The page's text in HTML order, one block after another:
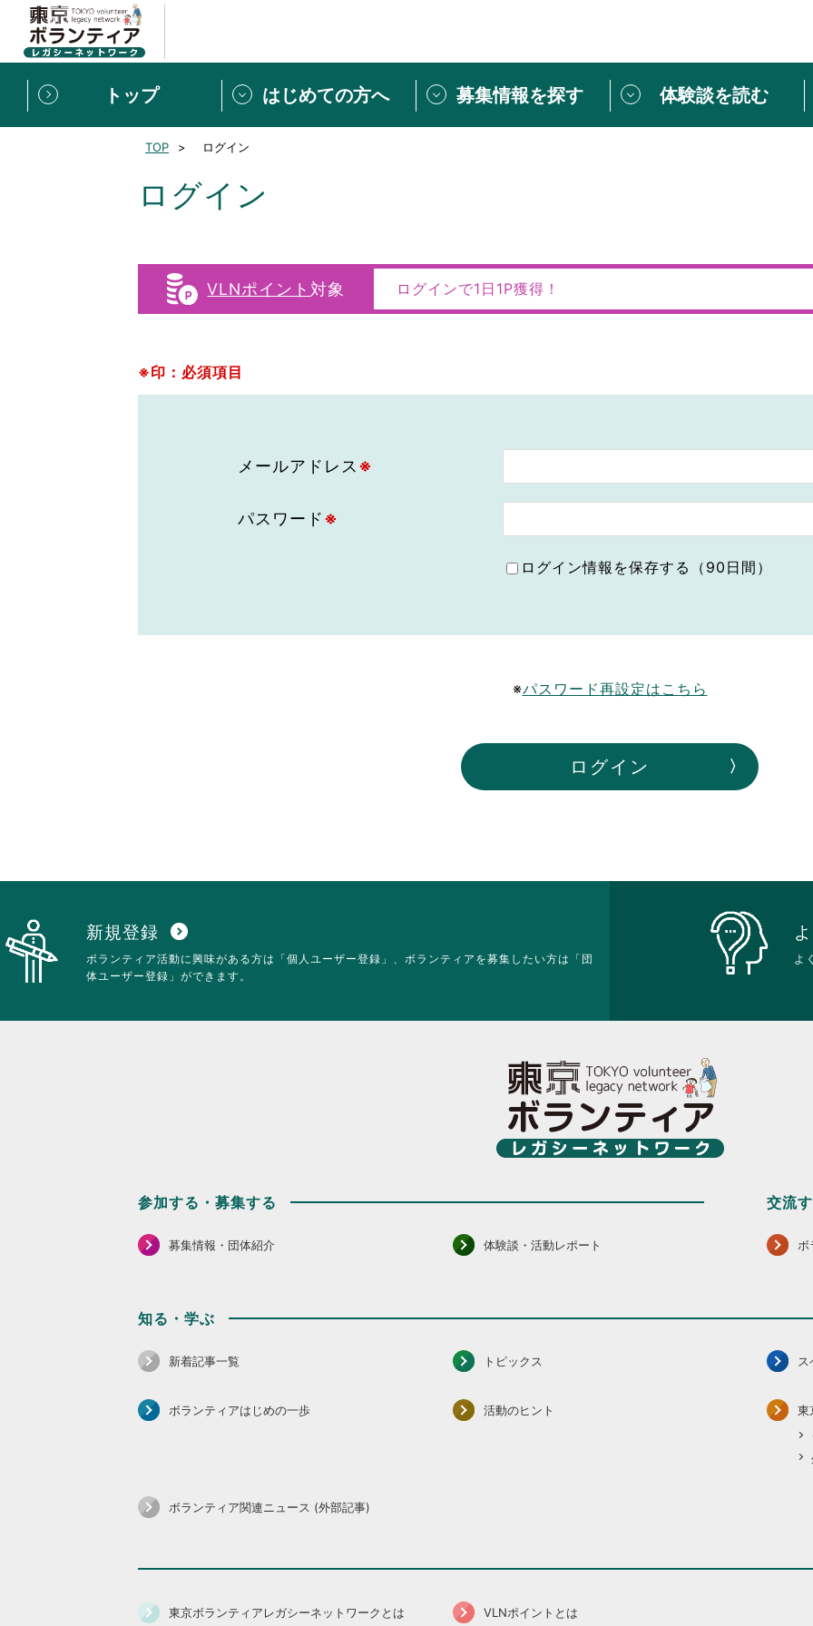
トップ はじめての方へ
新規登録
東京ボランティアレガシーネットワークとは
もっと知りたい！VLNでできること
ボランティア
ボランティアで
VLNポイントとは 中高生が参加
募集情報を探す 体験談を読む
スペシャルイン
ボランティアは
シティキャスト
おもてなし語学ボランティア
TOP ログイン
ログイン
VLNポイント 対象 ログインで1日1P獲得！
※印：必須項目
メールアドレス ※
パスワード※
ログイン情報を保存する（90日間）
※パスワード再設定はこちら
ログイン
新規登録 expand_circle_down
ボランティア活動に興味がある方は「個人ユーザー登録」、ボランティアを募集したい方は「団
体ユーザー登録」ができます。
よ
参加する・募集する
募集情報・団体紹介 体験談・活動レポート
交流
ボ
知る・学ぶ
新着記事一覧 トピックス
ボランティアはじめの一歩 活動のヒント
東
ボランティア関連ニュース (外部記事)
東京ボランティアレガシーネットワークとは VLNポイントとは